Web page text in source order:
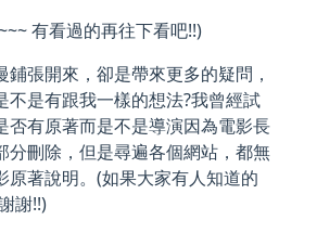
有看過的再往下看吧!!)
鋪張開來，卻是帶來更多的疑問，
不是有跟我一樣的想法?我曾經試
否有原著而是不是導演因為電影長
分刪除，但是尋遍各個網站，都無
原著說明。(如果大家有人知道的
謝!!)